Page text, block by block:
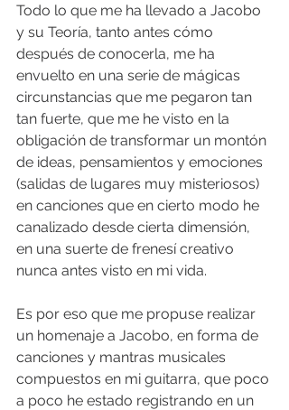
Todo lo que me ha llevado a Jacobo
y su Teoría, tanto antes cómo
después de conocerla, me ha
envuelto en una serie de mágicas
circunstancias que me pegaron tan
tan fuerte, que me he visto en la
obligación de transformar un montón
de ideas, pensamientos y emociones
(salidas de lugares muy misteriosos)
en canciones que en cierto modo he
canalizado desde cierta dimensión,
en una suerte de frenesí creativo
nunca antes visto en mi vida.
Es por eso que me propuse realizar
un homenaje a Jacobo, en forma de
canciones y mantras musicales
compuestos en mi guitarra, que poco
a poco he estado registrando en un